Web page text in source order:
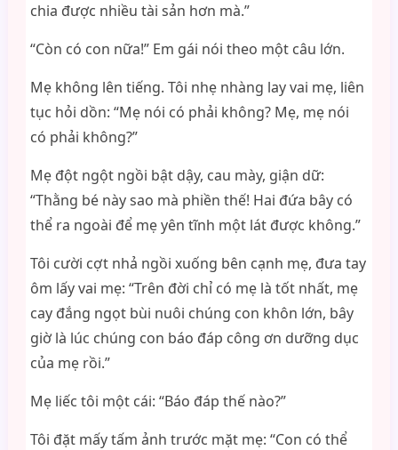
chia được nhiều tài sản hơn mà.”
“Còn có con nữa!” Em gái nói theo một câu lớn.
Mẹ không lên tiếng. Tôi nhẹ nhàng lay vai mẹ, liên
tục hỏi dồn: “Mẹ nói có phải không? Mẹ, mẹ nói
có phải không?”
Mẹ đột ngột ngồi bật dậy, cau mày, giận dữ:
“Thằng bé này sao mà phiền thế! Hai đứa bây có
thể ra ngoài để mẹ yên tĩnh một lát được không.”
Tôi cười cợt nhả ngồi xuống bên cạnh mẹ, đưa tay
ôm lấy vai mẹ: “Trên đời chỉ có mẹ là tốt nhất, mẹ
cay đắng ngọt bùi nuôi chúng con khôn lớn, bây
giờ là lúc chúng con báo đáp công ơn dưỡng dục
của mẹ rồi.”
Mẹ liếc tôi một cái: “Báo đáp thế nào?”
Tôi đặt mấy tấm ảnh trước mặt mẹ: “Con có thể